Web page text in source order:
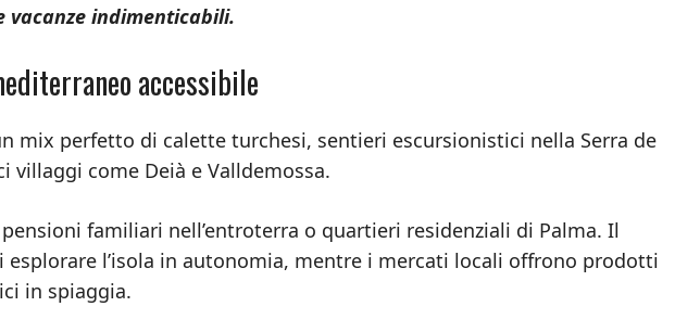
indimenticabili.
accessibile
mix perfetto di calette turchesi, sentieri escursionistici nella Serra de
villaggi come Deià e Valldemossa.
familiari nell’entroterra o quartieri residenziali di Palma. Il
l’isola in autonomia, mentre i mercati locali offrono prodotti
in spiaggia.